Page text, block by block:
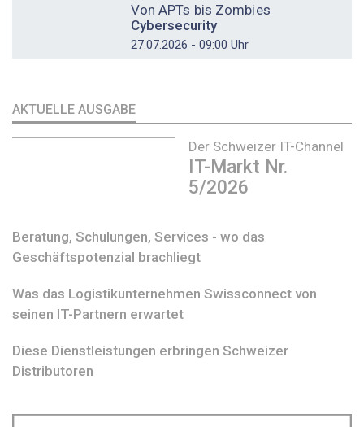
Von APTs bis Zombies
Cybersecurity
27.07.2026 - 09:00 Uhr
AKTUELLE AUSGABE
Der Schweizer IT-Channel
IT-Markt Nr.
5/2026
Beratung, Schulungen, Services - wo das
Geschäftspotenzial brachliegt
Was das Logistikunternehmen Swissconnect von
seinen IT-Partnern erwartet
Diese Dienstleistungen erbringen Schweizer
Distributoren